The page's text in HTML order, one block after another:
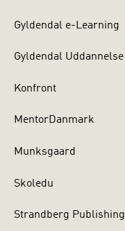
Gyldendal e-Learning
Gyldendal Uddannelse
Konfront
MentorDanmark
Munksgaard
Skoledu
Strandberg Publishing